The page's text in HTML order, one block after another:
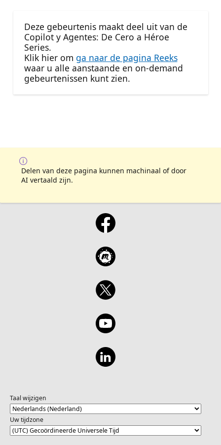
Deze gebeurtenis maakt deel uit van de
Copilot y Agentes: De Cero a Héroe
Series.
Klik hier om ga naar de pagina Reeks
waar u alle aanstaande en on-demand
gebeurtenissen kunt zien.
Delen van deze pagina kunnen machinaal of door
AI vertaald zijn.
Taal wijzigen
Uw tijdzone